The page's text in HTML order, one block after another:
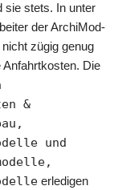
sie stets. In unter
der ArchiMod-
zügig genug
Die
&
und
erledigen